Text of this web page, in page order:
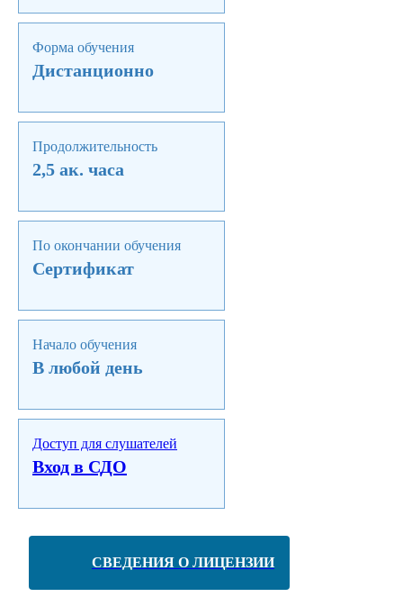
Форма обучения
Дистанционно
Продолжительность
2,5 ак. часа
По окончании обучения
Сертификат
Начало обучения
В любой день
Доступ для слушателей
Вход в СДО
СВЕДЕНИЯ О ЛИЦЕНЗИИ